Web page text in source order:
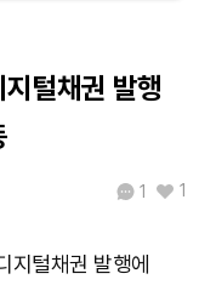
₩462.2(+0.17%)
₩91,697,667 (-0.08%)
털채권 발행
1 1
지털채권 발행에